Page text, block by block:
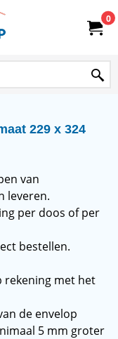
0
229 x 324
van
leveren.
per doos of per
bestellen.
rekening met het
de envelop
5 mm groter